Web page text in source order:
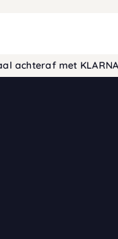
met KLARNA •